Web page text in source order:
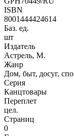
ISBN
8001444424614
Баз. ед.
шт
Издатель
Астрель, М.
Жанр
Дом, быт, досуг,
Серия
Канцтовары
Переплет
цел.
Страниц
0